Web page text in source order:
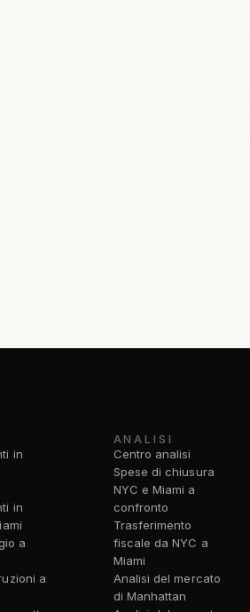
in
in
a
a
ANALISI
Centro analisi
Spese di chiusura
NYC e Miami a
confronto
Trasferimento
fiscale da NYC a
Miami
Analisi del mercato
di Manhattan